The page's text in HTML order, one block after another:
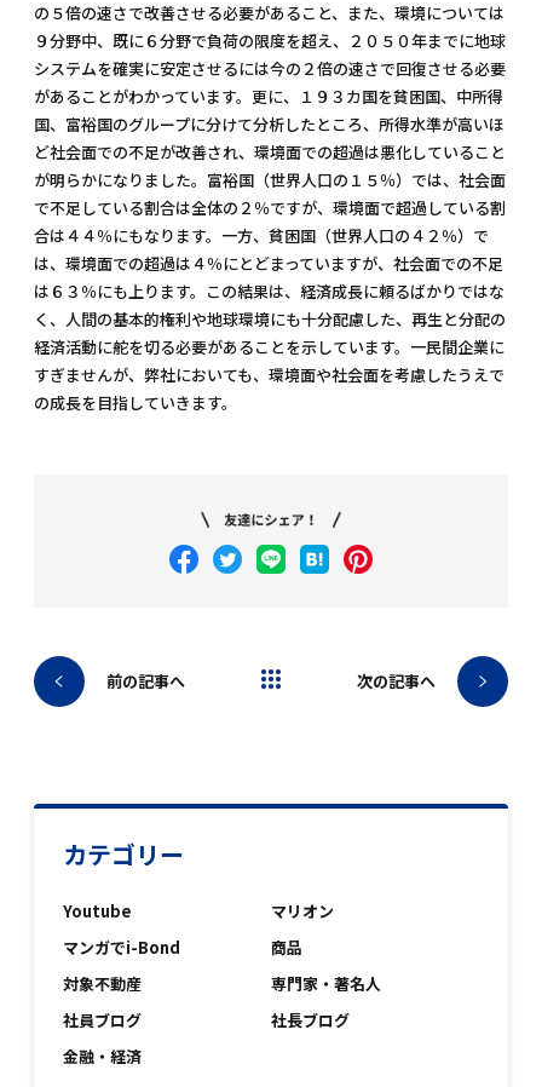
の５倍の速さで改善させる必要があること、また、環境については
９分野中、既に６分野で負荷の限度を超え、２０５０年までに地球
システムを確実に安定させるには今の２倍の速さで回復させる必要
があることがわかっています。更に、１９３カ国を貧困国、中所得
国、富裕国のグループに分けて分析したところ、所得水準が高いほ
ど社会面での不足が改善され、環境面での超過は悪化していること
が明らかになりました。富裕国（世界人口の１５％）では、社会面
で不足している割合は全体の２％ですが、環境面で超過している割
合は４４％にもなります。一方、貧困国（世界人口の４２％）で
は、環境面での超過は４％にとどまっていますが、社会面での不足
は６３％にも上ります。この結果は、経済成長に頼るばかりではな
く、人間の基本的権利や地球環境にも十分配慮した、再生と分配の
経済活動に舵を切る必要があることを示しています。一民間企業に
すぎませんが、弊社においても、環境面や社会面を考慮したうえで
の成長を目指していきます。
前の記事へ ブログトップへ次の記事へ
カテゴリー
Youtube
マリオン
マンガでi-Bond
商品
対象不動産
専門家・著名人
社員ブログ
社長ブログ
金融・経済